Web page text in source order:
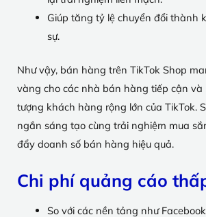
Giúp tăng tỷ lệ chuyển đổi thành
sự.
Như vậy, bán hàng trên TikTok Shop
vàng cho các nhà bán hàng tiếp cận
tượng khách hàng rộng lớn của TikTok.
ngắn sáng tạo cùng trải nghiệm mua
đẩy doanh số bán hàng hiệu quả.
Chi phí quảng cáo
So với các nền tảng như